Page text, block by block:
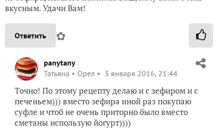
вкусным. Удачи Вам!
Ответить ✿
panytany
Татьяна
Орел 3 января 2016, 21:44
Точно! По этому рецепту делаю и с зефиром и с
печеньем))) вместо зефира иной раз покупаю
суфле и чтоб не очень приторно было вместо
сметаны использую йогурт))))